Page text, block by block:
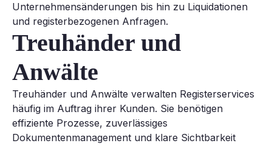
Unternehmensänderungen bis hin zu Liquidationen
und registerbezogenen Anfragen.
Treuhänder und
Anwälte
Treuhänder und Anwälte verwalten Registerservices
häufig im Auftrag ihrer Kunden. Sie benötigen
effiziente Prozesse, zuverlässiges
Dokumentenmanagement und klare Sichtbarkeit